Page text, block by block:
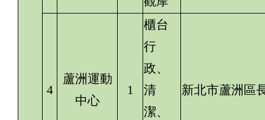
4
蘆洲運動
中心
1
櫃台
行
政、
清
潔、
新北市蘆洲區